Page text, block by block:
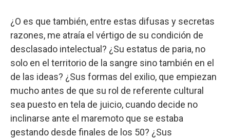
¿O es que también, entre estas difusas y secretas
razones, me atraía el vértigo de su condición de
desclasado intelectual? ¿Su estatus de paria, no
solo en el territorio de la sangre sino también en el
de las ideas? ¿Sus formas del exilio, que empiezan
mucho antes de que su rol de referente cultural
sea puesto en tela de juicio, cuando decide no
inclinarse ante el maremoto que se estaba
gestando desde finales de los 50? ¿Sus